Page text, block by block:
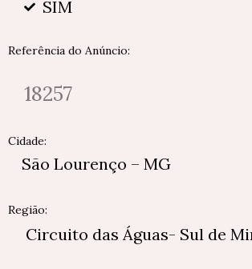
SIM
Referência do Anúncio:
18257
Cidade:
São Lourenço – MG
Região:
Circuito das Águas- Sul de